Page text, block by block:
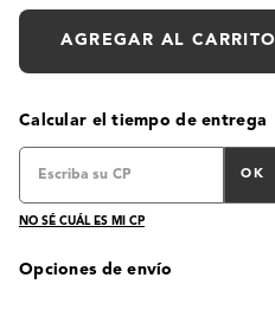
AGREGAR AL CARRITO
Calcular el tiempo de entrega
OK
NO SÉ CUÁL ES MI CP
Opciones de envío